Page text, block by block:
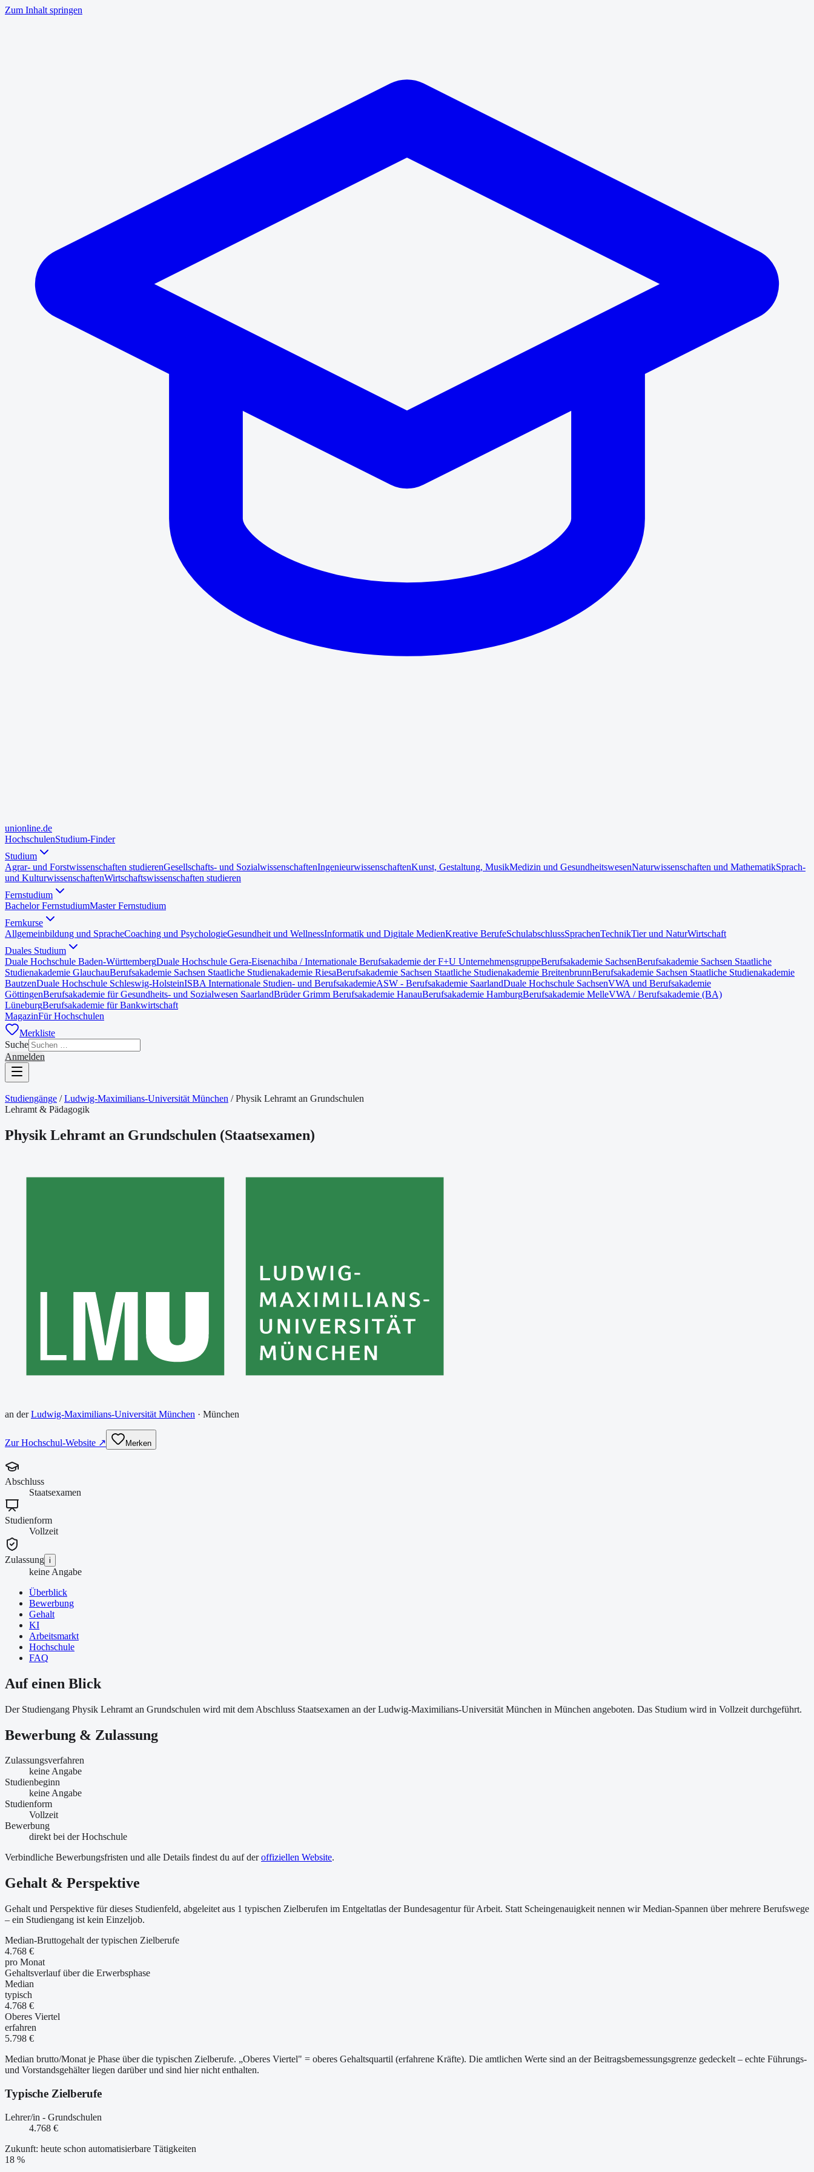
Zum Inhalt springen
unionline.de
HochschulenStudium-Finder
Studium
Agrar- und Forstwissenschaften studierenGesellschafts- und SozialwissenschaftenIngenieurwissenschaftenKunst, Gestaltung, MusikMedizin und GesundheitswesenNaturwissenschaften und MathematikSprach-
und KulturwissenschaftenWirtschaftswissenschaften studieren
Fernstudium
Bachelor FernstudiumMaster Fernstudium
Fernkurse
Allgemeinbildung und SpracheCoaching und PsychologieGesundheit und WellnessInformatik und Digitale MedienKreative BerufeSchulabschlussSprachenTechnikTier und NaturWirtschaft
Duales Studium
Duale Hochschule Baden-WürttembergDuale Hochschule Gera-Eisenachiba / Internationale Berufsakademie der F+U UnternehmensgruppeBerufsakademie SachsenBerufsakademie Sachsen Staatliche
Studienakademie GlauchauBerufsakademie Sachsen Staatliche Studienakademie RiesaBerufsakademie Sachsen Staatliche Studienakademie BreitenbrunnBerufsakademie Sachsen Staatliche Studienakademie
BautzenDuale Hochschule Schleswig-HolsteinISBA Internationale Studien- und BerufsakademieASW - Berufsakademie SaarlandDuale Hochschule SachsenVWA und Berufsakademie
GöttingenBerufsakademie für Gesundheits- und Sozialwesen SaarlandBrüder Grimm Berufsakademie HanauBerufsakademie HamburgBerufsakademie MelleVWA / Berufsakademie (BA)
LüneburgBerufsakademie für Bankwirtschaft
MagazinFür Hochschulen
Merkliste
Suche
Anmelden
Studiengänge / Ludwig-Maximilians-Universität München /Physik Lehramt an Grundschulen
Lehramt & Pädagogik
Physik Lehramt an Grundschulen (Staatsexamen)
an derLudwig-Maximilians-Universität München · München
Zur Hochschul-Website ↗ Merken
Abschluss
Staatsexamen
Studienform
Vollzeit
Zulassung i
keine Angabe
Überblick
Bewerbung
Gehalt
KI
Arbeitsmarkt
Hochschule
FAQ
Auf einen Blick
Der Studiengang Physik Lehramt an Grundschulen wird mit dem Abschluss Staatsexamen an der Ludwig-Maximilians-Universität München in München angeboten. Das Studium wird in Vollzeit durchgeführt.
Bewerbung & Zulassung
Zulassungsverfahren
keine Angabe
Studienbeginn
keine Angabe
Studienform
Vollzeit
Bewerbung
direkt bei der Hochschule
Verbindliche Bewerbungsfristen und alle Details findest du auf der offiziellen Website.
Gehalt & Perspektive
Gehalt und Perspektive für dieses Studienfeld, abgeleitet aus 1 typischen Zielberufen im Entgeltatlas der Bundesagentur für Arbeit. Statt Scheingenauigkeit nennen wir Median-Spannen über mehrere Berufswege
– ein Studiengang ist kein Einzeljob.
Median-Bruttogehalt der typischen Zielberufe
4.768 €
pro Monat
Gehaltsverlauf über die Erwerbsphase
Median
typisch
4.768 €
Oberes Viertel
erfahren
5.798 €
Median brutto/Monat je Phase über die typischen Zielberufe. „Oberes Viertel" = oberes Gehaltsquartil (erfahrene Kräfte). Die amtlichen Werte sind an der Beitragsbemessungsgrenze gedeckelt – echte Führungs-
und Vorstandsgehälter liegen darüber und sind hier nicht enthalten.
Typische Zielberufe
Lehrer/in - Grundschulen
4.768 €
Zukunft: heute schon automatisierbare Tätigkeiten
18 %